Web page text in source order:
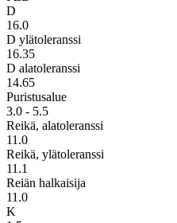
D
16.0
D ylätoleranssi
16.35
D alatoleranssi
14.65
Puristusalue
3.0 - 5.5
Reikä, alatoleranssi
11.0
Reikä, ylätoleranssi
11.1
Reiän halkaisija
11.0
K